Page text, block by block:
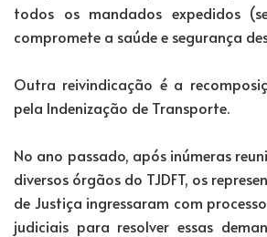
todos os mandados expedidos
compromete a saúde e segurança
Outra reivindicação é a
pela Indenização de Transporte.
No ano passado, após inúmeras
diversos órgãos do TJDFT, os
de Justiça ingressaram com
judiciais para resolver essas